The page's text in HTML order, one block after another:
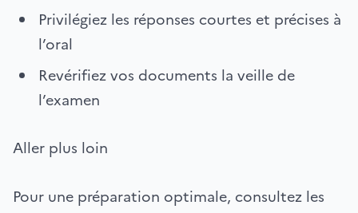
Privilégiez les réponses courtes et précises à
l’oral
Revérifiez vos documents la veille de
l’examen
Aller plus loin
Pour une préparation optimale, consultez les